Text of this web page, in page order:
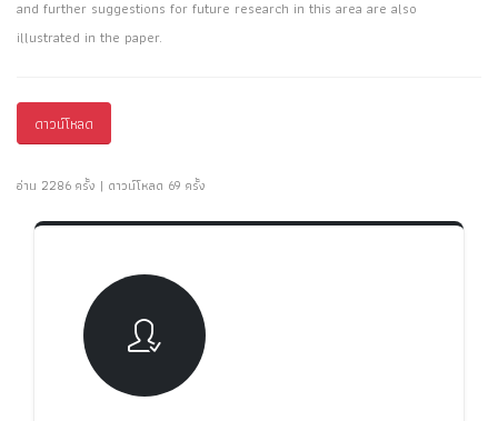
and further suggestions for future research in this area are also
illustrated in the paper.
ดาวน์โหลด
อ่าน 2286 ครั้ง | ดาวน์โหลด 69 ครั้ง